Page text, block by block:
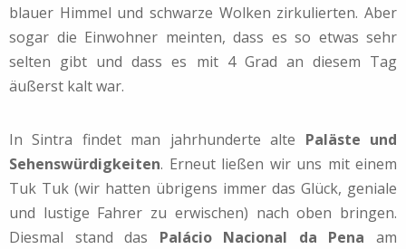
blauer Himmel und schwarze Wolken zirkulierten. Aber
sogar die Einwohner meinten, dass es so etwas sehr
selten gibt und dass es mit 4 Grad an diesem Tag
äußerst kalt war.
In Sintra findet man jahrhunderte alte Paläste und
Sehenswürdigkeiten. Erneut ließen wir uns mit einem
Tuk Tuk (wir hatten übrigens immer das Glück, geniale
und lustige Fahrer zu erwischen) nach oben bringen.
Diesmal stand das Palácio Nacional da Pena am